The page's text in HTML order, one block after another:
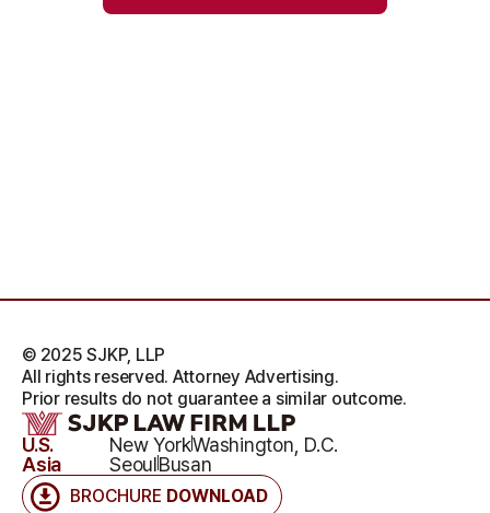
BROCHURE DOWNLOAD
U.S. New YorkWashington, D.C.
Asia
SeoulBusan
© 2025 SJKP, LLP
All rights reserved. Attorney Advertising.
Prior results do not guarantee a similar outcome.